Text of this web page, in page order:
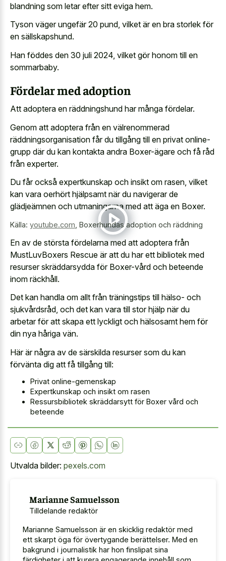
blandning som letar efter sitt eviga hem.
Tyson väger ungefär 20 pund, vilket är en bra storlek för
en sällskapshund.
Han föddes den 30 juli 2024, vilket gör honom till en
sommarbaby.
Fördelar med adoption
Att adoptera en räddningshund har många fördelar.
Genom att adoptera från en välrenommerad
räddningsorganisation får du tillgång till en privat online-
grupp där du kan kontakta andra Boxer-ägare och få råd
från experter.
Du får också expertkunskap och insikt om rasen, vilket
kan vara oerhört hjälpsamt när du navigerar de
glädjeämnen och utmaningarna med att äga en Boxer.
Källa: youtube.com Boxerhundas adoption och räddning
En av de största fördelarna med att adoptera från
MustLuvBoxers Rescue är att du har ett bibliotek med
resurser skräddarsydda för Boxer-vård och beteende
inom räckhåll.
Det kan handla om allt från träningstips till hälso- och
sjukvårdsråd, och det kan vara till stor hjälp när du
arbetar för att skapa ett lyckligt och hälsosamt hem för
din nya håriga vän.
Här är några av de särskilda resurser som du kan
förvänta dig att få tillgång till:
Privat online-gemenskap
Expertkunskap och insikt om rasen
Ressursbibliotek skräddarsytt för Boxer vård och
beteende
Utvalda bilder: pexels.com
Marianne Samuelsson
Tilldelande redaktör
Marianne Samuelsson är en skicklig redaktör med
ett skarpt öga för övertygande berättelser. Med en
bakgrund i journalistik har hon finslipat sina